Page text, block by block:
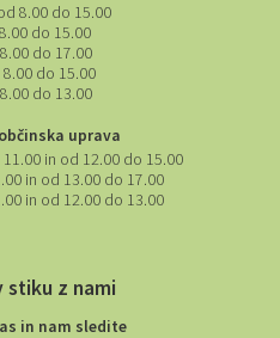
8.00 do 15.00
do 15.00
do 17.00
do 15.00
do 13.00
uprava
in od 12.00 do 15.00
in od 13.00 do 17.00
in od 12.00 do 13.00
stiku z nami
in nam sledite